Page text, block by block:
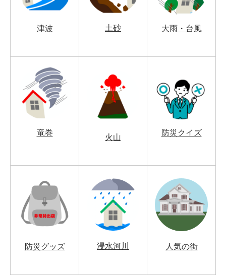
津波 土砂 大雨・台風
竜巻
火山
防災クイズ
防災グッズ 浸水河川 人気の街